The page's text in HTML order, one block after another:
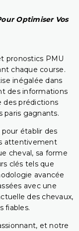
Optimiser Vos
pronostics PMU
chaque course.
inégalée dans
des informations
des prédictions
paris gagnants.
établir des
attentivement
cheval, sa forme
clés tels que
avancée
avec une
des chevaux,
fiables.
et notre